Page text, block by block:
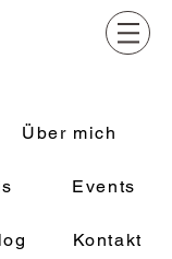
Über mich
Events
Kontakt